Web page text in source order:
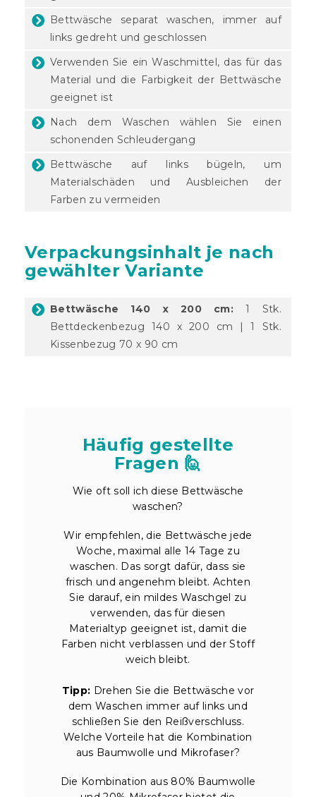
Bettwäsche separat waschen, immer auf
links gedreht und geschlossen
Verwenden Sie ein Waschmittel, das für das
Material und die Farbigkeit der Bettwäsche
geeignet ist
Nach dem Waschen wählen Sie einen
schonenden Schleudergang
Bettwäsche auf links bügeln, um
Materialschäden und Ausbleichen der
Farben zu vermeiden
Verpackungsinhalt je nach
gewählter Variante
Bettwäsche 140 x 200 cm: 1 Stk.
Bettdeckenbezug 140 x 200 cm | 1 Stk.
Kissenbezug 70 x 90 cm
Häufig gestellte
Fragen 🙋
Wie oft soll ich diese Bettwäsche
waschen?
Wir empfehlen, die Bettwäsche jede
Woche, maximal alle 14 Tage zu
waschen. Das sorgt dafür, dass sie
frisch und angenehm bleibt. Achten
Sie darauf, ein mildes Waschgel zu
verwenden, das für diesen
Materialtyp geeignet ist, damit die
Farben nicht verblassen und der Stoff
weich bleibt.
Tipp: Drehen Sie die Bettwäsche vor
dem Waschen immer auf links und
schließen Sie den Reißverschluss.
Welche Vorteile hat die Kombination
aus Baumwolle und Mikrofaser?
Die Kombination aus 80% Baumwolle